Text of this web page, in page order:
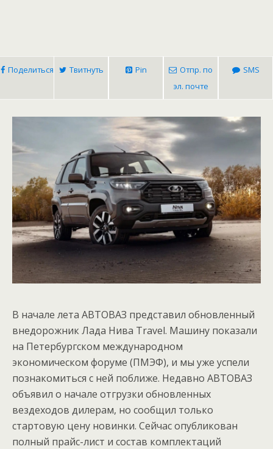
Поделиться Твитнуть Pin
Отпр. по
эл. почте
SMS
В начале лета АВТОВАЗ представил обновленный
внедорожник Лада Нива Travel. Машину показали
на Петербургском международном
экономическом форуме (ПМЭФ), и мы уже успели
познакомиться с ней поближе. Недавно АВТОВАЗ
объявил о начале отгрузки обновленных
вездеходов дилерам, но сообщил только
стартовую цену новинки. Сейчас опубликован
полный прайс-лист и состав комплектаций